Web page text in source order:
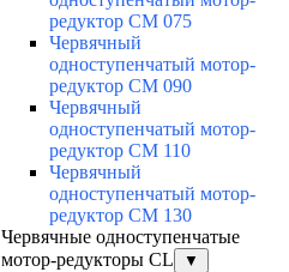
редуктор CM 075
Червячный
одноступенчатый мотор-
редуктор CM 090
Червячный
одноступенчатый мотор-
редуктор CM 110
Червячный
одноступенчатый мотор-
редуктор CM 130
Червячные одноступенчатые
мотор-редукторы CL
▼